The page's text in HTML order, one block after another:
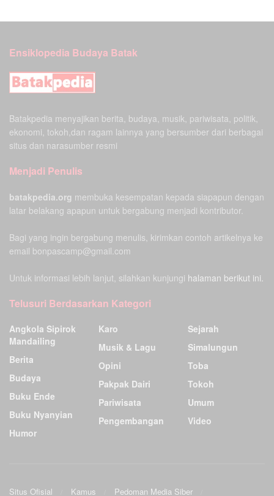
Ensiklopedia Budaya Batak
Batakpedia menyajikan berita, budaya, musik, pariwisata, politik,
ekonomi, tokoh,dan ragam lainnya yang bersumber dari berbagai
situs dan narasumber resmi
Menjadi Penulis
batakpedia.org membuka kesempatan kepada siapapun dengan
latar belakang apapun untuk bergabung menjadi kontributor.
Bagi yang ingin bergabung menulis, kirimkan contoh artikelnya ke
email bonpascamp@gmail.com
Untuk informasi lebih lanjut, silahkan kunjungi halaman berikut ini.
Telusuri Berdasarkan Kategori
Angkola Sipirok
Mandailing
Berita
Budaya
Buku Ende
Buku Nyanyian
Humor
Karo
Musik & Lagu
Opini
Pakpak Dairi
Pariwisata
Pengembangan
Sejarah
Simalungun
Toba
Tokoh
Umum
Video
Situs Ofisial Kamus Pedoman Media Siber